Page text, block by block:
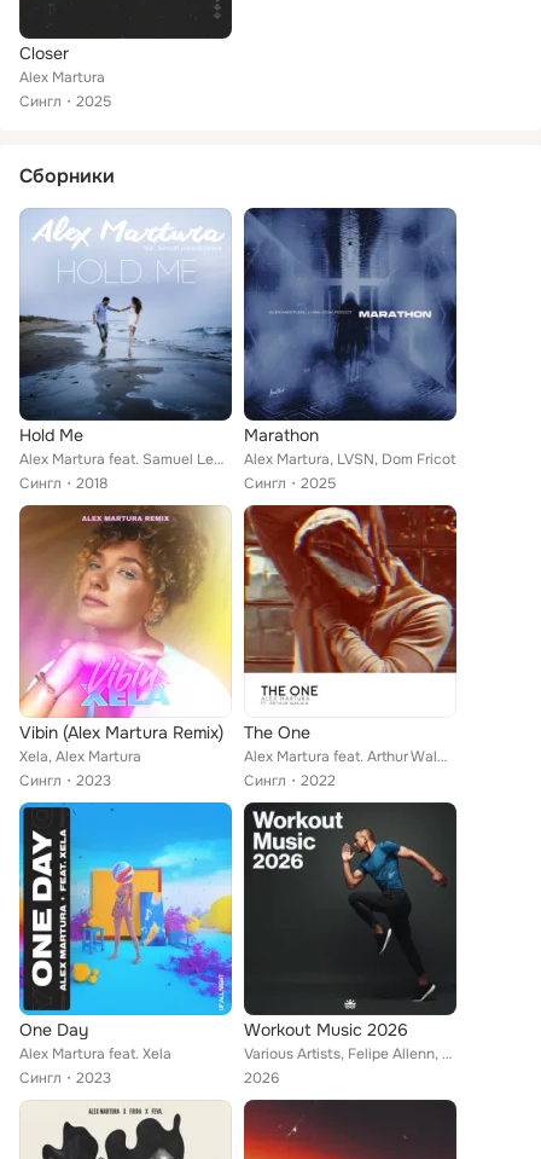
Closer
Alex Martura
Сингл
2025
Сборники
Hold Me
Alex Martura feat. Samuel Lewis, Bethia
Сингл
2018
Marathon
Alex Martura, LVSN, Dom Fricot
Сингл
2025
Vibin (Alex Martura Remix)
Xela, Alex Martura
Сингл
2023
The One
Alex Martura feat. Arthur Walwin
Сингл
2022
One Day
Alex Martura feat. Xela
Сингл
2023
Workout Music 2026
Various Artists, Felipe Allenn, Karim Naas, Alex Martura, joki, C3DRIC, millforlife, Thierry Von Der Warth, LissA, L.B. One, R.A...
2026